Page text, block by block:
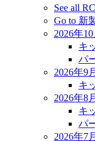
See all
Go to 新
2026年
キ
パ
2026年9
キ
2026年8
キ
パ
2026年7